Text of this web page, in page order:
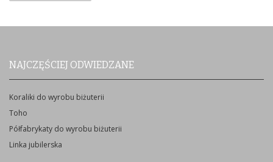
NAJCZĘŚCIEJ ODWIEDZANE
Koraliki do wyrobu biżuterii
Toho
Półfabrykaty do wyrobu biżuterii
Linka jubilerska